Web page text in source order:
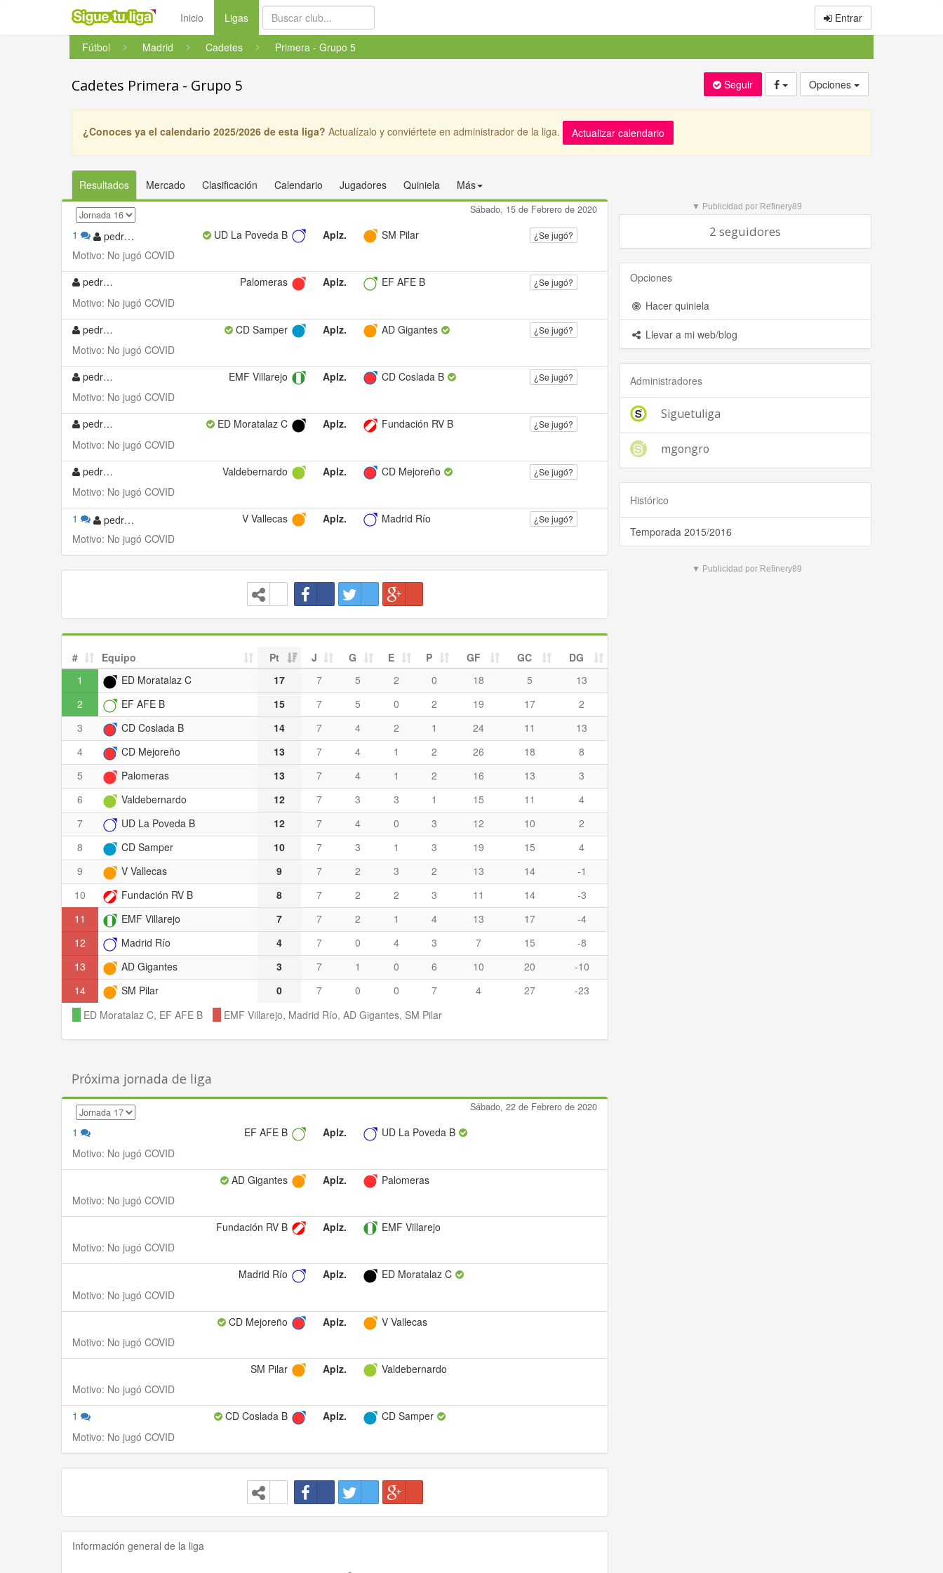
Inicio Ligas(current) Entrar
Fútbol Madrid Cadetes Primera - Grupo 5
Cadetes Primera - Grupo 5 Seguir Opciones
¿Conoces ya el calendario 2025/2026 de esta liga? Actualízalo y conviértete en administrador de la liga. Actualizar calendario
Resultados Mercado Clasificación Calendario Jugadores Quiniela Más
Sábado, 15 de Febrero de 2020
1 pedrobenissa1 UD La Poveda B Aplz. SM Pilar ¿Se jugó?
Motivo: No jugó COVID
pedrobenissa1
Palomeras Aplz. EF AFE B ¿Se jugó?
Motivo: No jugó COVID
pedrobenissa1
CD Samper Aplz. AD Gigantes ¿Se jugó?
Motivo: No jugó COVID
pedrobenissa1
EMF Villarejo Aplz. CD Coslada B ¿Se jugó?
Motivo: No jugó COVID
pedrobenissa1
ED Moratalaz C Aplz. Fundación RV B ¿Se jugó?
Motivo: No jugó COVID
pedrobenissa1
Valdebernardo Aplz. CD Mejoreño ¿Se jugó?
Motivo: No jugó COVID
1
pedrobenissa1 V Vallecas Aplz. Madrid Río ¿Se jugó?
Motivo: No jugó COVID
# Equipo Pt J G E P GF GC
DG
1
ED Moratalaz C 17 7 5 2 0 18 5
13
2
EF AFE B 15 7 5 0 2 19 17
2
3
CD Coslada B 14 7 4 2 1 24 11
13
4
CD Mejoreño 13 7 4 1 2 26 18
8
5
Palomeras 13 7 4 1 2 16 13
3
6
Valdebernardo 12 7 3 3 1 15 11
4
7
UD La Poveda B 12 7 4 0 3 12 10
2
8
CD Samper 10 7 3 1 3 19 15
4
9
V Vallecas 9 7 2 3 2 13 14
-1
10
Fundación RV B 8 7 2 2 3 11 14
-3
11
EMF Villarejo 7 7 2 1 4 13 17
-4
12
Madrid Río 4 7 0 4 3 7 15
-8
13
AD Gigantes 3 7 1 0 6 10 20
-10
14
SM Pilar 0 7 0 0 7 4 27
-23
ED Moratalaz C, EF AFE B
EMF Villarejo, Madrid Río, AD Gigantes, SM Pilar
Próxima jornada de liga
Sábado, 22 de Febrero de 2020
1 EF AFE B Aplz.
UD La Poveda B
Motivo: No jugó COVID
AD Gigantes
Aplz.
Palomeras
Motivo: No jugó COVID
Fundación RV B
Aplz.
EMF Villarejo
Motivo: No jugó COVID
Madrid Río
Aplz.
ED Moratalaz C
Motivo: No jugó COVID
CD Mejoreño
Aplz.
V Vallecas
Motivo: No jugó COVID
SM Pilar
Aplz.
Valdebernardo
Motivo: No jugó COVID
1
CD Coslada B Aplz.
CD Samper
Motivo: No jugó COVID
Información general de la liga
▼ Publicidad por Refinery89
2 seguidores
Opciones
Hacer quiniela
Llevar a mi web/blog
Administradores
Siguetuliga
mgongro
Histórico
Temporada 2015/2016
▼ Publicidad por Refinery89